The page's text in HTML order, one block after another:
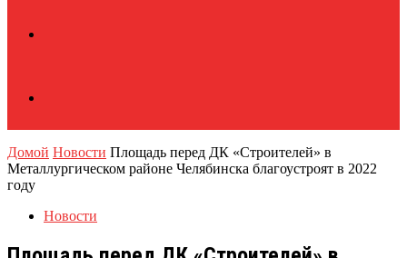
Домой Новости Площадь перед ДК «Строителей» в
Металлургическом районе Челябинска благоустроят в 2022
году
Новости